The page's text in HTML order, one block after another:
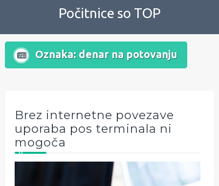
Počitnice so TOP
Oznaka: denar na potovanju
Brez internetne povezave
uporaba pos terminala ni
mogoča